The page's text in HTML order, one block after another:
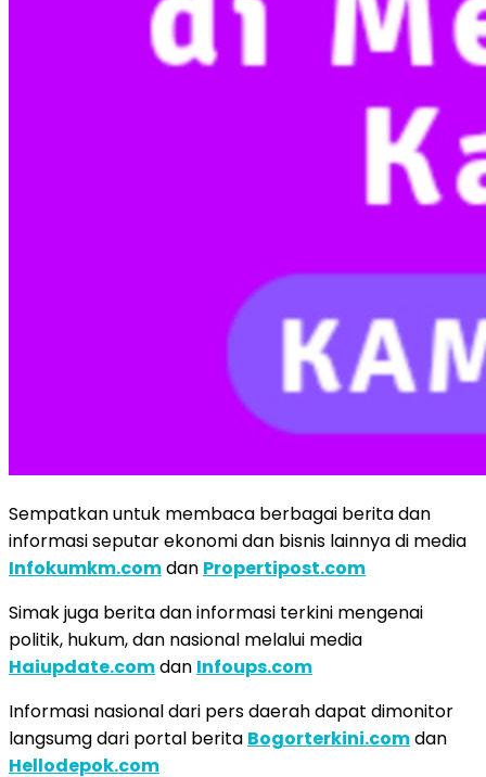
Sempatkan untuk membaca berbagai berita dan
informasi seputar ekonomi dan bisnis lainnya di media
Infokumkm.comdan Propertipost.com
Simak juga berita dan informasi terkini mengenai
politik, hukum, dan nasional melalui media
Haiupdate.comdan Infoups.com
Informasi nasional dari pers daerah dapat dimonitor
langsumg dari portal berita Bogorterkini.comdan
Hellodepok.com